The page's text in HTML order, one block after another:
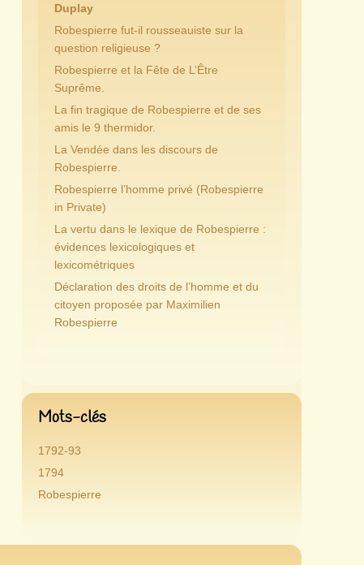
Duplay
Robespierre fut-il rousseauiste sur la
question religieuse ?
Robespierre et la Fête de L’Être
Suprême.
La fin tragique de Robespierre et de ses
amis le 9 thermidor.
La Vendée dans les discours de
Robespierre.
Robespierre l’homme privé (Robespierre
in Private)
La vertu dans le lexique de Robespierre :
évidences lexicologiques et
lexicométriques
Déclaration des droits de l’homme et du
citoyen proposée par Maximilien
Robespierre
Mots-clés
1792-93
1794
Robespierre